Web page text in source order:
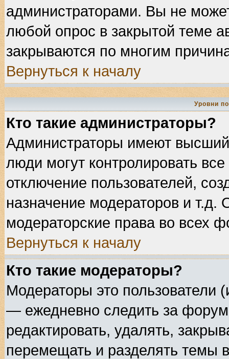
администраторами. Вы не
любой опрос в закрытой теме
закрываются по многим
Вернуться к началу
Уровни
Кто такие администраторы?
Администраторы имеют
люди могут контролировать
отключение пользователей,
назначение модераторов и
модераторские права во всех
Вернуться к началу
Кто такие модераторы?
Модераторы это пользователи
— ежедневно следить за
редактировать, удалять,
перемещать и разделять темы